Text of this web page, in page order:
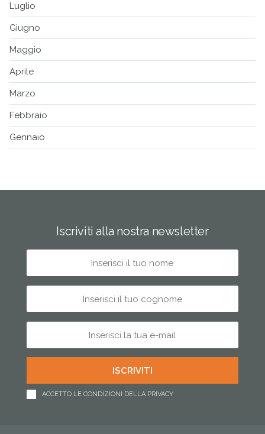
Luglio
Giugno
Maggio
Aprile
Marzo
Febbraio
Gennaio
Iscriviti alla nostra newsletter
ACCETTO LE CONDIZIONI DELLA PRIVACY